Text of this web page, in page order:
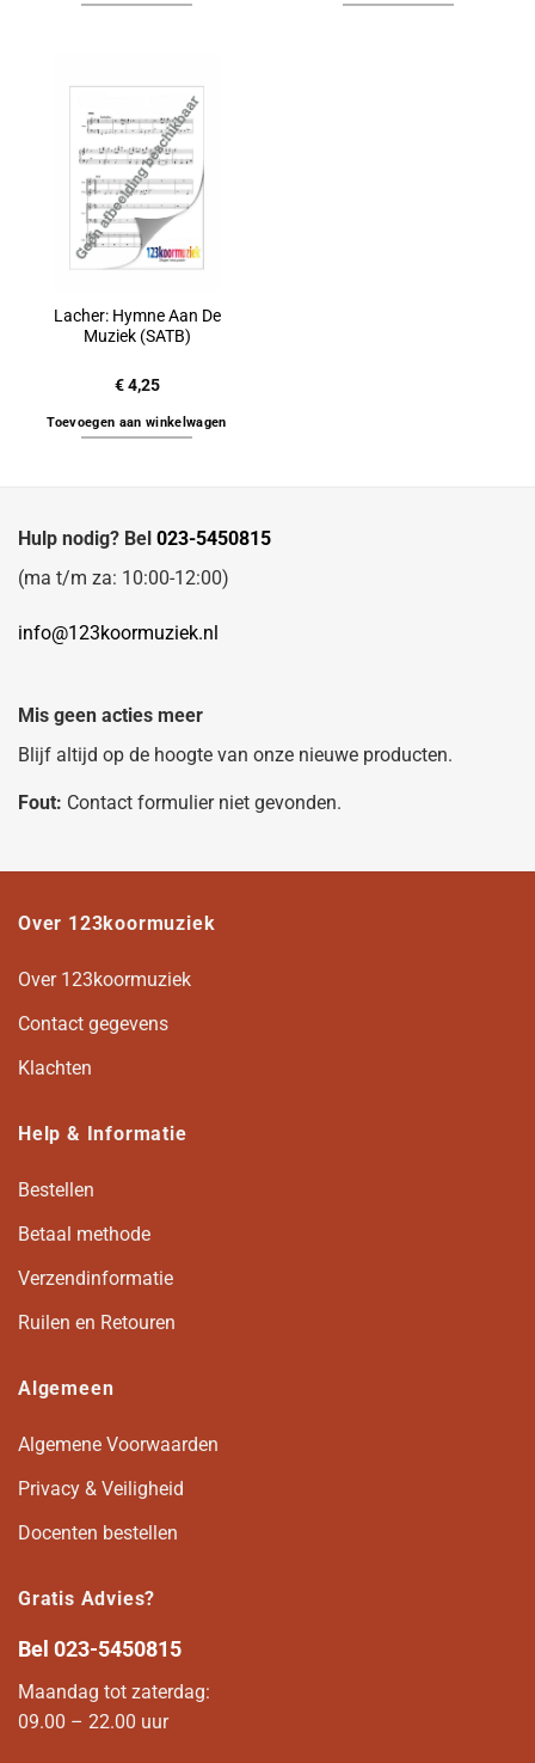
Lacher: Hymne Aan De
Muziek (SATB)
€4,25
Toevoegen aan winkelwagen
Hulp nodig? Bel 023-5450815
(ma t/m za: 10:00-12:00)
info@123koormuziek.nl
Mis geen acties meer
Blijf altijd op de hoogte van onze nieuwe producten.
Fout: Contact formulier niet gevonden.
Over 123koormuziek
Over 123koormuziek
Contact gegevens
Klachten
Help & Informatie
Bestellen
Betaal methode
Verzendinformatie
Ruilen en Retouren
Algemeen
Algemene Voorwaarden
Privacy & Veiligheid
Docenten bestellen
Gratis Advies?
Bel 023-5450815
Maandag tot zaterdag:
09.00 – 22.00 uur